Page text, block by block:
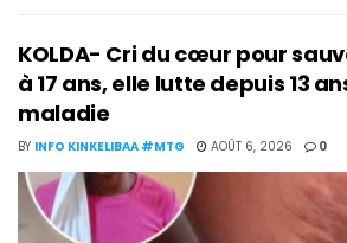
KOLDA- Cri du cœur pour
à 17 ans, elle lutte depuis 13
maladie
BY INFO KINKELIBAA #MTG AOÛT 6, 2026 0